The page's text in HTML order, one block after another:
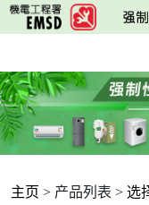
跳
至
要
内
容
主页 > 产品列表 > 选